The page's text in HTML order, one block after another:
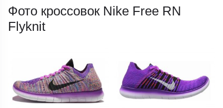
Фото кроссовок Nike Free RN
Flyknit